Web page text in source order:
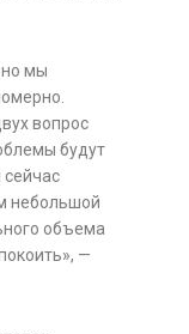
но мы
вопрос
будут
небольшой
объема
—